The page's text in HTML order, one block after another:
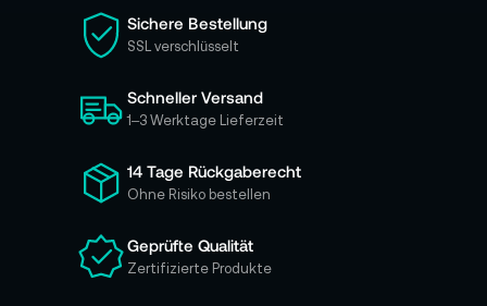
i
e
s
c
h
ü
r
u
e
Sichere Bestellung
SSL verschlüsselt
Schneller Versand
1–3 Werktage Lieferzeit
14 Tage Rückgaberecht
Ohne Risiko bestellen
Geprüfte Qualität
Zertifizierte Produkte